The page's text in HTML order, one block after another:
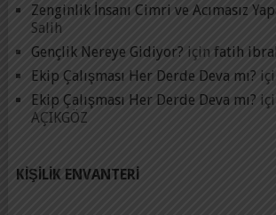
Zenginlik İnsanı Cimri ve Acımasız
Salih
Gençlik Nereye Gidiyor? için fatih
Ekip Çalışması Her Derde Deva mı?
Ekip Çalışması Her Derde Deva mı?
AÇIKGÖZ
KIŞILIK ENVANTERI